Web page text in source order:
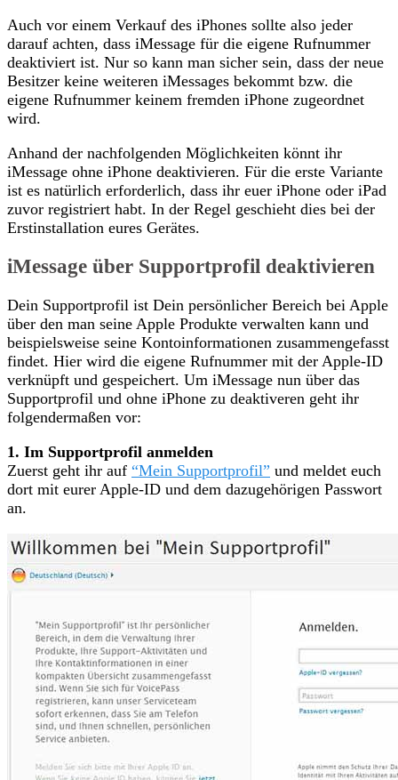
Auch vor einem Verkauf des iPhones sollte also jeder
darauf achten, dass iMessage für die eigene Rufnummer
deaktiviert ist. Nur so kann man sicher sein, dass der neue
Besitzer keine weiteren iMessages bekommt bzw. die
eigene Rufnummer keinem fremden iPhone zugeordnet
wird.
Anhand der nachfolgenden Möglichkeiten könnt ihr
iMessage ohne iPhone deaktivieren. Für die erste Variante
ist es natürlich erforderlich, dass ihr euer iPhone oder iPad
zuvor registriert habt. In der Regel geschieht dies bei der
Erstinstallation eures Gerätes.
iMessage über Supportprofil deaktivieren
Dein Supportprofil ist Dein persönlicher Bereich bei Apple
über den man seine Apple Produkte verwalten kann und
beispielsweise seine Kontoinformationen zusammengefasst
findet. Hier wird die eigene Rufnummer mit der Apple-ID
verknüpft und gespeichert. Um iMessage nun über das
Supportprofil und ohne iPhone zu deaktiveren geht ihr
folgendermaßen vor:
1. Im Supportprofil anmelden
Zuerst geht ihr auf “Mein Supportprofil” und meldet euch
dort mit eurer Apple-ID und dem dazugehörigen Passwort
an.